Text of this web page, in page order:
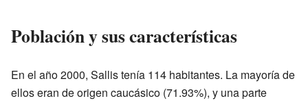
Población y sus características
En el año 2000, Sallis tenía 114 habitantes. La mayoría de
ellos eran de origen caucásico (71.93%), y una parte